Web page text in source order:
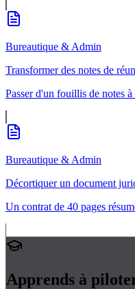
Bureautique & Admin
Transformer des notes de
Passer d'un fouillis de notes
Bureautique & Admin
Décortiquer un document
Un contrat de 40 pages
Apprends à